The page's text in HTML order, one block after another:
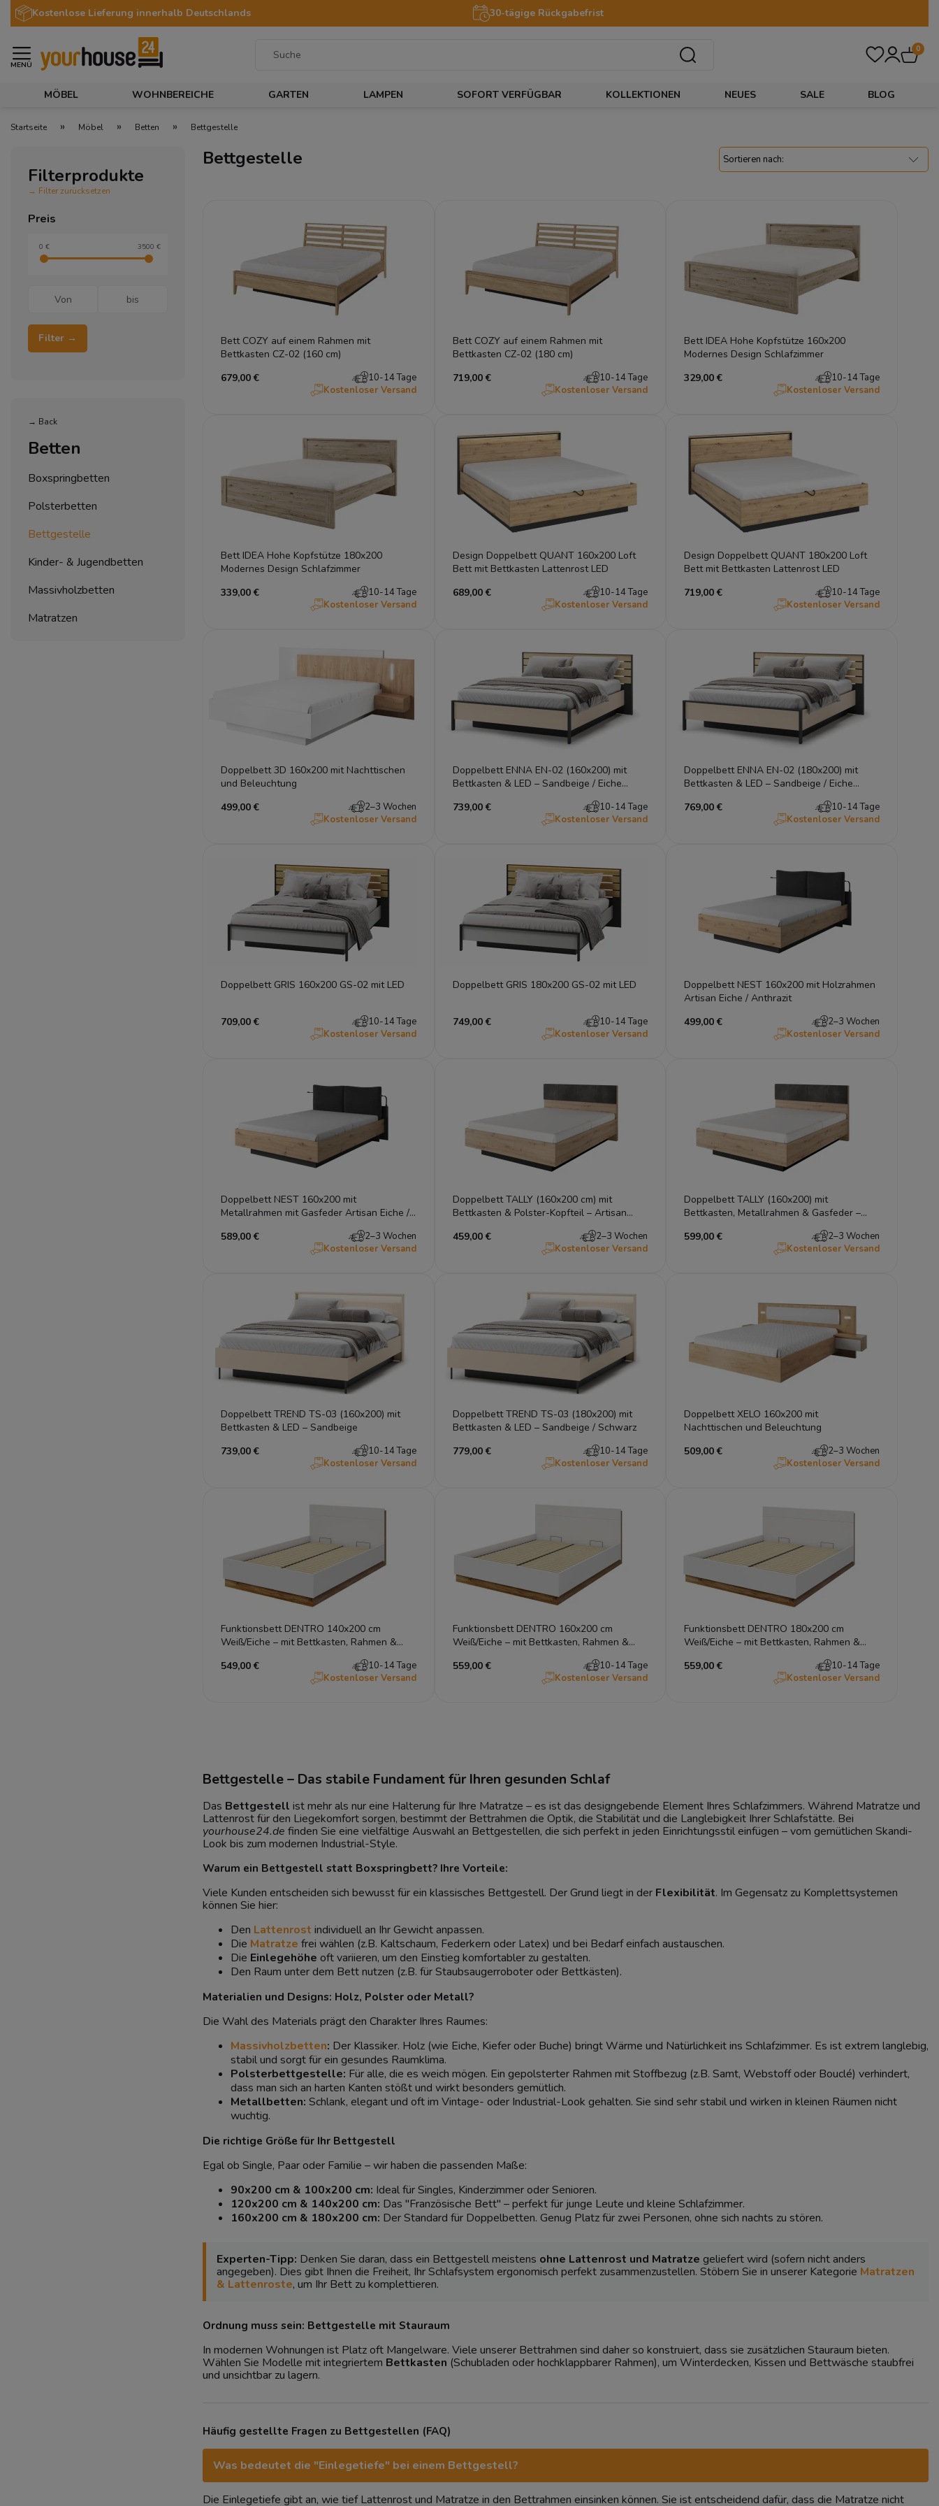
Kostenlose Lieferung innerhalb Deutschlands 30-tägige Rückgabefrist
MENÜ
0
MÖBEL WOHNBEREICHE GARTEN LAMPEN SOFORT VERFÜGBAR KOLLEKTIONEN NEUES SALE BLOG
Startseite » Möbel » Betten » Bettgestelle
Filterprodukte
→ Filter zurücksetzen
Preis
0 € 3500 €
Filter →
→ Back
Betten
Boxspringbetten
Polsterbetten
Bettgestelle
Kinder- & Jugendbetten
Massivholzbetten
Matratzen
Bettgestelle
Bett COZY auf einem Rahmen mit
Bettkasten CZ-02 (160 cm)
679,00 €
10-14 Tage
Kostenloser Versand
Bett COZY auf einem Rahmen mit
Bettkasten CZ-02 (180 cm)
719,00 €
10-14 Tage
Kostenloser Versand
Bett IDEA Hohe Kopfstütze 160x200
Modernes Design Schlafzimmer
329,00 €
10-14 Tage
Kostenloser Versand
Bett IDEA Hohe Kopfstütze 180x200
Modernes Design Schlafzimmer
339,00 €
10-14 Tage
Kostenloser Versand
Design Doppelbett QUANT 160x200 Loft
Bett mit Bettkasten Lattenrost LED
689,00 €
10-14 Tage
Kostenloser Versand
Design Doppelbett QUANT 180x200 Loft
Bett mit Bettkasten Lattenrost LED
719,00 €
10-14 Tage
Kostenloser Versand
Doppelbett 3D 160x200 mit Nachttischen
und Beleuchtung
499,00 €
2–3 Wochen
Kostenloser Versand
Doppelbett ENNA EN-02 (160x200) mit
Bettkasten & LED – Sandbeige / Eiche
739,00 €
10-14 Tage
Kostenloser Versand
Doppelbett ENNA EN-02 (180x200) mit
Bettkasten & LED – Sandbeige / Eiche
769,00 €
10-14 Tage
Kostenloser Versand
Doppelbett GRIS 160x200 GS-02 mit LED
709,00 €
10-14 Tage
Kostenloser Versand
Doppelbett GRIS 180x200 GS-02 mit LED
749,00 €
10-14 Tage
Kostenloser Versand
Doppelbett NEST 160x200 mit Holzrahmen
Artisan Eiche / Anthrazit
499,00 €
2–3 Wochen
Kostenloser Versand
Doppelbett NEST 160x200 mit
Metallrahmen mit Gasfeder Artisan Eiche /
589,00 €
2–3 Wochen
Kostenloser Versand
Doppelbett TALLY (160x200 cm) mit
Bettkasten & Polster-Kopfteil – Artisan
459,00 €
2–3 Wochen
Kostenloser Versand
Doppelbett TALLY (160x200) mit
Bettkasten, Metallrahmen & Gasfeder –
599,00 €
2–3 Wochen
Kostenloser Versand
Doppelbett TREND TS-03 (160x200) mit
Bettkasten & LED – Sandbeige
739,00 €
10-14 Tage
Kostenloser Versand
Doppelbett TREND TS-03 (180x200) mit
Bettkasten & LED – Sandbeige / Schwarz
779,00 €
10-14 Tage
Kostenloser Versand
Doppelbett XELO 160x200 mit
Nachttischen und Beleuchtung
509,00 €
2–3 Wochen
Kostenloser Versand
Funktionsbett DENTRO 140x200 cm
Weiß/Eiche – mit Bettkasten, Rahmen &
549,00 €
10-14 Tage
Kostenloser Versand
Funktionsbett DENTRO 160x200 cm
Weiß/Eiche – mit Bettkasten, Rahmen &
559,00 €
10-14 Tage
Kostenloser Versand
Funktionsbett DENTRO 180x200 cm
Weiß/Eiche – mit Bettkasten, Rahmen &
559,00 €
10-14 Tage
Kostenloser Versand
Bettgestelle – Das stabile Fundament für Ihren gesunden Schlaf
Das Bettgestell ist mehr als nur eine Halterung für Ihre Matratze – es ist das designgebende Element Ihres Schlafzimmers. Während Matratze und
Lattenrost für den Liegekomfort sorgen, bestimmt der Bettrahmen die Optik, die Stabilität und die Langlebigkeit Ihrer Schlafstätte. Bei
yourhouse24.de finden Sie eine vielfältige Auswahl an Bettgestellen, die sich perfekt in jeden Einrichtungsstil einfügen – vom gemütlichen Skandi-
Look bis zum modernen Industrial-Style.
Warum ein Bettgestell statt Boxspringbett? Ihre Vorteile:
Viele Kunden entscheiden sich bewusst für ein klassisches Bettgestell. Der Grund liegt in der Flexibilität. Im Gegensatz zu Komplettsystemen
können Sie hier:
Den Lattenrost individuell an Ihr Gewicht anpassen.
Die Matratze frei wählen (z.B. Kaltschaum, Federkern oder Latex) und bei Bedarf einfach austauschen.
Die Einlegehöhe oft variieren, um den Einstieg komfortabler zu gestalten.
Den Raum unter dem Bett nutzen (z.B. für Staubsaugerroboter oder Bettkästen).
Materialien und Designs: Holz, Polster oder Metall?
Die Wahl des Materials prägt den Charakter Ihres Raumes:
Massivholzbetten: Der Klassiker. Holz (wie Eiche, Kiefer oder Buche) bringt Wärme und Natürlichkeit ins Schlafzimmer. Es ist extrem langlebig,
stabil und sorgt für ein gesundes Raumklima.
Polsterbettgestelle: Für alle, die es weich mögen. Ein gepolsterter Rahmen mit Stoffbezug (z.B. Samt, Webstoff oder Bouclé) verhindert,
dass man sich an harten Kanten stößt und wirkt besonders gemütlich.
Metallbetten: Schlank, elegant und oft im Vintage- oder Industrial-Look gehalten. Sie sind sehr stabil und wirken in kleinen Räumen nicht
wuchtig.
Die richtige Größe für Ihr Bettgestell
Egal ob Single, Paar oder Familie – wir haben die passenden Maße:
90x200 cm & 100x200 cm: Ideal für Singles, Kinderzimmer oder Senioren.
120x200 cm & 140x200 cm: Das "Französische Bett" – perfekt für junge Leute und kleine Schlafzimmer.
160x200 cm & 180x200 cm: Der Standard für Doppelbetten. Genug Platz für zwei Personen, ohne sich nachts zu stören.
Experten-Tipp: Denken Sie daran, dass ein Bettgestell meistens ohne Lattenrost und Matratze geliefert wird (sofern nicht anders
angegeben). Dies gibt Ihnen die Freiheit, Ihr Schlafsystem ergonomisch perfekt zusammenzustellen. Stöbern Sie in unserer Kategorie Matratzen
& Lattenroste, um Ihr Bett zu komplettieren.
Ordnung muss sein: Bettgestelle mit Stauraum
In modernen Wohnungen ist Platz oft Mangelware. Viele unserer Bettrahmen sind daher so konstruiert, dass sie zusätzlichen Stauraum bieten.
Wählen Sie Modelle mit integriertem Bettkasten (Schubladen oder hochklappbarer Rahmen), um Winterdecken, Kissen und Bettwäsche staubfrei
und unsichtbar zu lagern.
Häufig gestellte Fragen zu Bettgestellen (FAQ)
Was bedeutet die "Einlegetiefe" bei einem Bettgestell?
Die Einlegetiefe gibt an, wie tief Lattenrost und Matratze in den Bettrahmen einsinken können. Sie ist entscheidend dafür, dass die Matratze nicht